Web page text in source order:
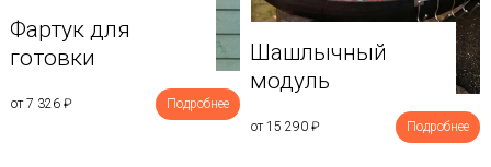
Фартук для
готовки
от 7 326 ₽ Подробнее
Шашлычный
модуль
от 15 290 ₽ Подробнее